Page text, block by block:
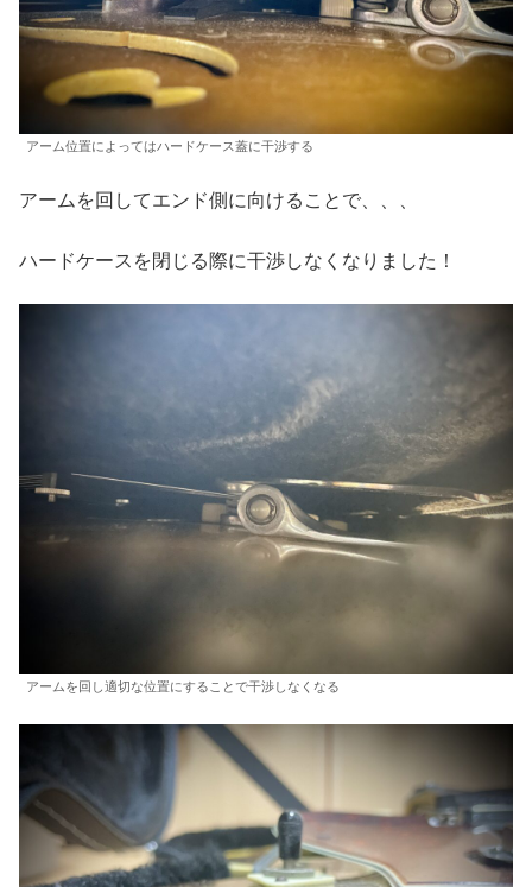
アーム位置によってはハードケース蓋に干渉する
アームを回してエンド側に向けることで、、、
ハードケースを閉じる際に干渉しなくなりました！
アームを回し適切な位置にすることで干渉しなくなる